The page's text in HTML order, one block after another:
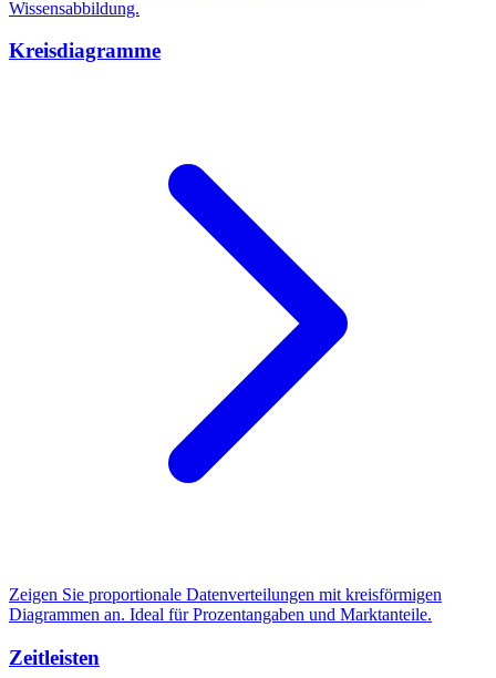
Wissensabbildung.
Kreisdiagramme
Zeigen Sie proportionale Datenverteilungen mit kreisförmigen
Diagrammen an. Ideal für Prozentangaben und Marktanteile.
Zeitleisten